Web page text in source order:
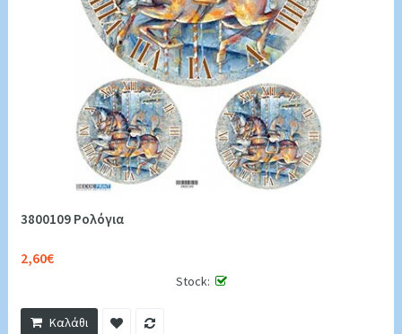
3800109 Ρολόγια
2,60€
Stock:
Καλάθι